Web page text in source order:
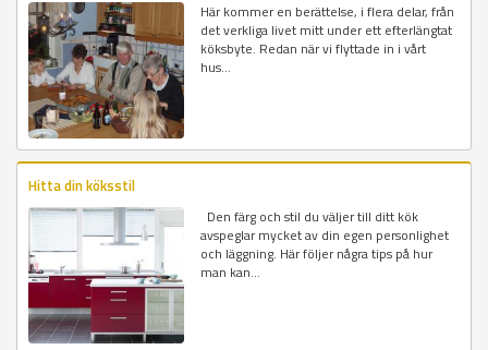
Här kommer en berättelse, i flera delar, från
det verkliga livet mitt under ett efterlängtat
köksbyte. Redan när vi flyttade in i vårt
hus...
Hitta din köksstil
Den färg och stil du väljer till ditt kök
avspeglar mycket av din egen personlighet
och läggning. Här följer några tips på hur
man kan...